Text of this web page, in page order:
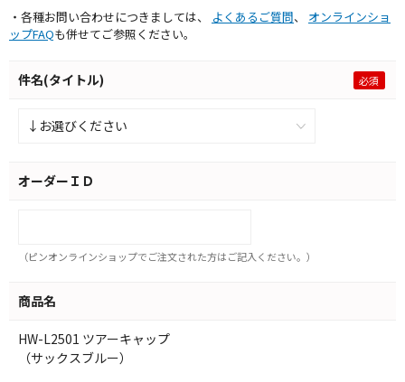
・各種お問い合わせにつきましては、
よくあるご質問、 オンラインショ
ップFAQも併せてご参照ください。
件名(タイトル)
オーダーＩＤ
（ピンオンラインショップでご注文された方はご記入ください。）
商品名
HW-L2501 ツアーキャップ
（サックスブルー）